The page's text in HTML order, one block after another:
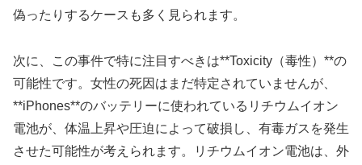
偽ったりするケースも多く見られます。
次に、この事件で特に注目すべきは**Toxicity（毒性）**の
可能性です。女性の死因はまだ特定されていませんが、
**iPhones**のバッテリーに使われているリチウムイオン
電池が、体温上昇や圧迫によって破損し、有毒ガスを発生
させた可能性が考えられます。リチウムイオン電池は、外